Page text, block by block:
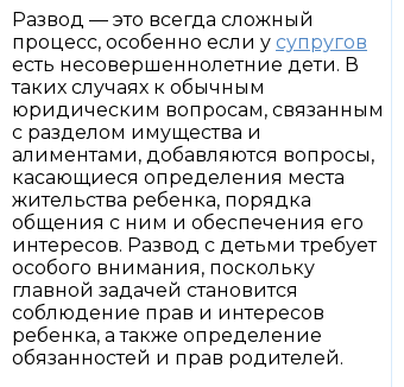
Развод — это всегда сложный
процесс, особенно если у супругов
есть несовершеннолетние дети. В
таких случаях к обычным
юридическим вопросам, связанным
с разделом имущества и
алиментами, добавляются вопросы,
касающиеся определения места
жительства ребенка, порядка
общения с ним и обеспечения его
интересов. Развод с детьми требует
особого внимания, поскольку
главной задачей становится
соблюдение прав и интересов
ребенка, а также определение
обязанностей и прав родителей.